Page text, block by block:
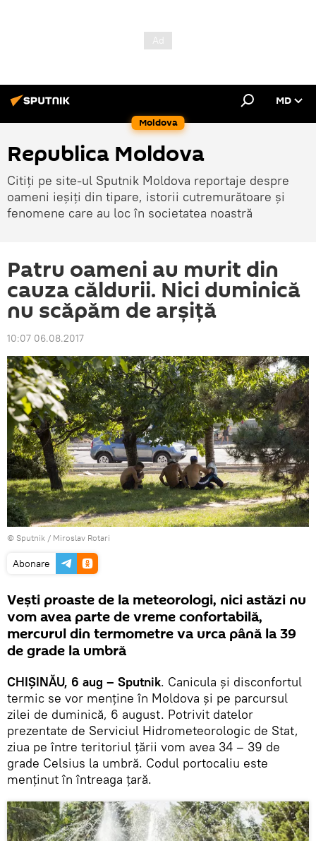
Moldova
MD
Republica Moldova
Citiți pe site-ul Sputnik Moldova reportaje despre
oameni ieșiți din tipare, istorii cutremurătoare și
fenomene care au loc în societatea noastră
Patru oameni au murit din
cauza căldurii. Nici duminică
nu scăpăm de arșiță
10:07 06.08.2017
© Sputnik / Miroslav Rotari
Abonare
Vești proaste de la meteorologi, nici astăzi nu
vom avea parte de vreme confortabilă,
mercurul din termometre va urca până la 39
de grade la umbră
CHIȘINĂU, 6 aug – Sputnik. Canicula şi disconfortul
termic se vor menține în Moldova și pe parcursul
zilei de duminică, 6 august. Potrivit datelor
prezentate de Serviciul Hidrometeorologic de Stat,
ziua pe între teritoriul țării vom avea 34 – 39 de
grade Celsius la umbră. Codul portocaliu este
menținut în întreaga țară.